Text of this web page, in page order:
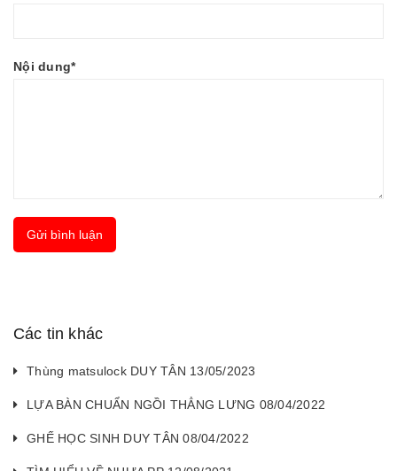
Nội dung*
Gửi bình luận
Các tin khác
Thùng matsulock DUY TÂN 13/05/2023
LỰA BÀN CHUẨN NGỒI THẲNG LƯNG 08/04/2022
GHẾ HỌC SINH DUY TÂN 08/04/2022